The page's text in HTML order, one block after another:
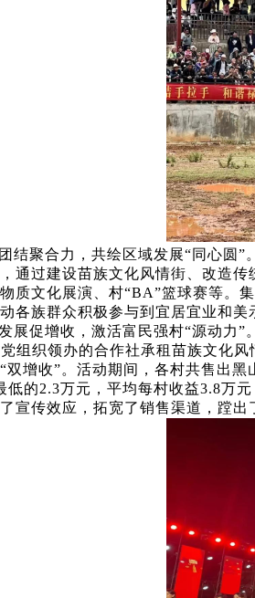
结聚合力，共绘区域发展“同心圆
通过建设苗族文化风情街、改造
质文化展演、村“BA”篮球赛等。
各族群众积极参与到宜居宜业和
展促增收，激活富民强村“源动力
组织领办的合作社承租苗族文化
双增收”。活动期间，各村共售出
低的2.3万元，平均每村收益3.8万
宣传效应，拓宽了销售渠道，蹚